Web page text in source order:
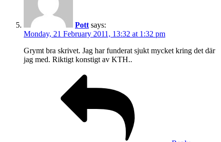
Pott says:
Monday, 21 February 2011, 13:32 at 1:32 pm
Grymt bra skrivet. Jag har funderat sjukt mycket kring det där
jag med. Riktigt konstigt av KTH..